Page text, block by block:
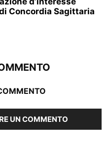
Concordia Sagittaria
UN COMMENTO